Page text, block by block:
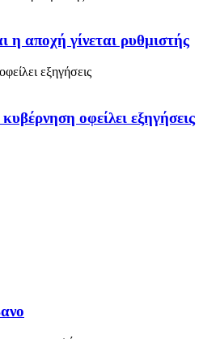
η αποχή γίνεται ρυθμιστής
οφείλει εξηγήσεις